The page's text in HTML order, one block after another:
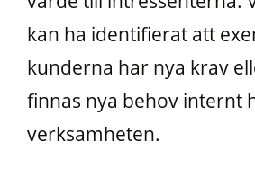
kan ha identifierat att
kunderna har nya krav
finnas nya behov internt
verksamheten.